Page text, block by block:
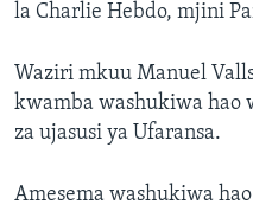
la Charlie Hebdo, mjini
Waziri mkuu Manuel
kwamba washukiwa hao
za ujasusi ya Ufaransa.
Amesema washukiwa